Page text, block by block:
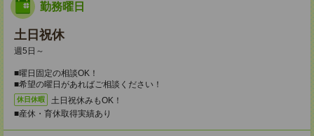
勤務曜日
土日祝休
週5日～
■曜日固定の相談OK！
■希望の曜日があればご相談ください！
休日休暇
土日祝休みもOK！
■産休・育休取得実績あり